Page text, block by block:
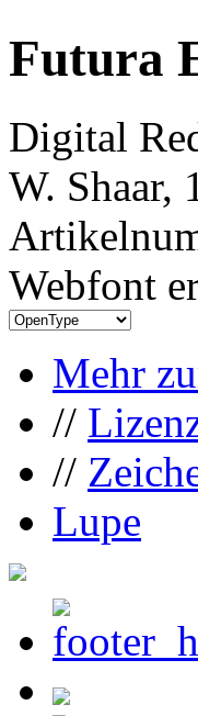
Futura
Digital
W. Shaar,
Webfont
Mehr
//
//
Lupe